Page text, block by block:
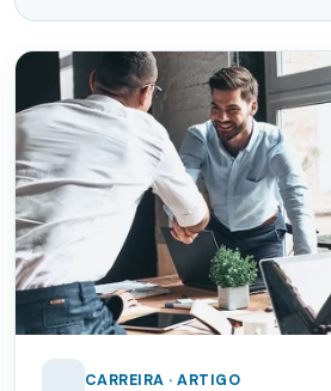
CARREIRA · ARTIGO